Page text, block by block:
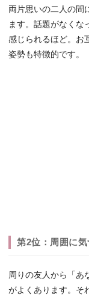
両片思いの二人の間
ます。話題がなくな
感じられるほど。お
姿勢も特徴的です。
第2位：周囲に
周りの友人から「あ
がよくあります。そ